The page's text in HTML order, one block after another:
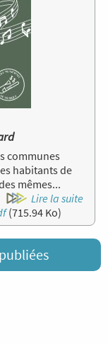
communes
habitants de
mêmes...
Lire la suite
(715.94 Ko)